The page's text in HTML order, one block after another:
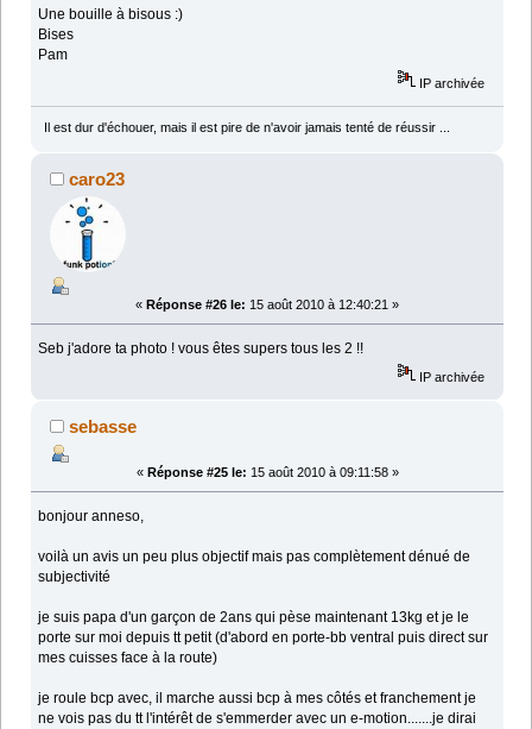
Une bouille à bisous :)
Bises
Pam
IP archivée
Il est dur d'échouer, mais il est pire de n'avoir jamais tenté de réussir ...
caro23
« Réponse #26 le: 15 août 2010 à 12:40:21 »
Seb j'adore ta photo ! vous êtes supers tous les 2 !!
IP archivée
sebasse
« Réponse #25 le: 15 août 2010 à 09:11:58 »
bonjour anneso,
voilà un avis un peu plus objectif mais pas complètement dénué de
subjectivité
je suis papa d'un garçon de 2ans qui pèse maintenant 13kg et je le
porte sur moi depuis tt petit (d'abord en porte-bb ventral puis direct sur
mes cuisses face à la route)
je roule bcp avec, il marche aussi bcp à mes côtés et franchement je
ne vois pas du tt l'intérêt de s'emmerder avec un e-motion.......je dirai